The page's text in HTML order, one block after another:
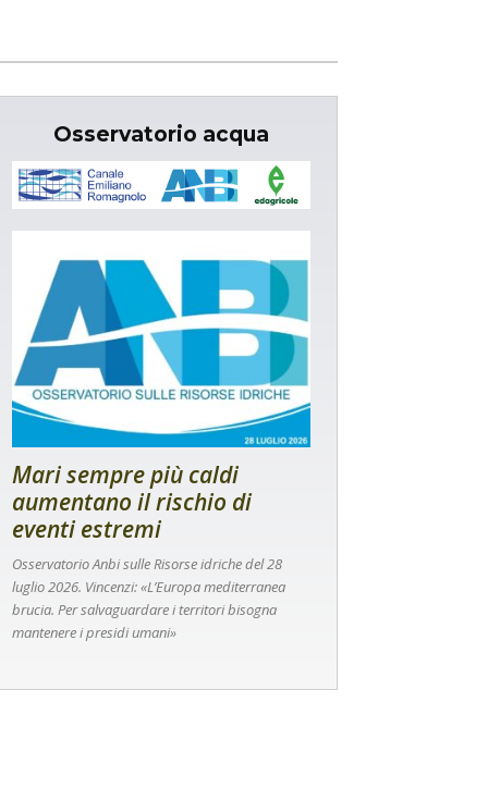
Osservatorio acqua
Mari sempre più caldi
aumentano il rischio di
eventi estremi
Osservatorio Anbi sulle Risorse idriche del 28
luglio 2026. Vincenzi: «L’Europa mediterranea
brucia. Per salvaguardare i territori bisogna
mantenere i presidi umani»